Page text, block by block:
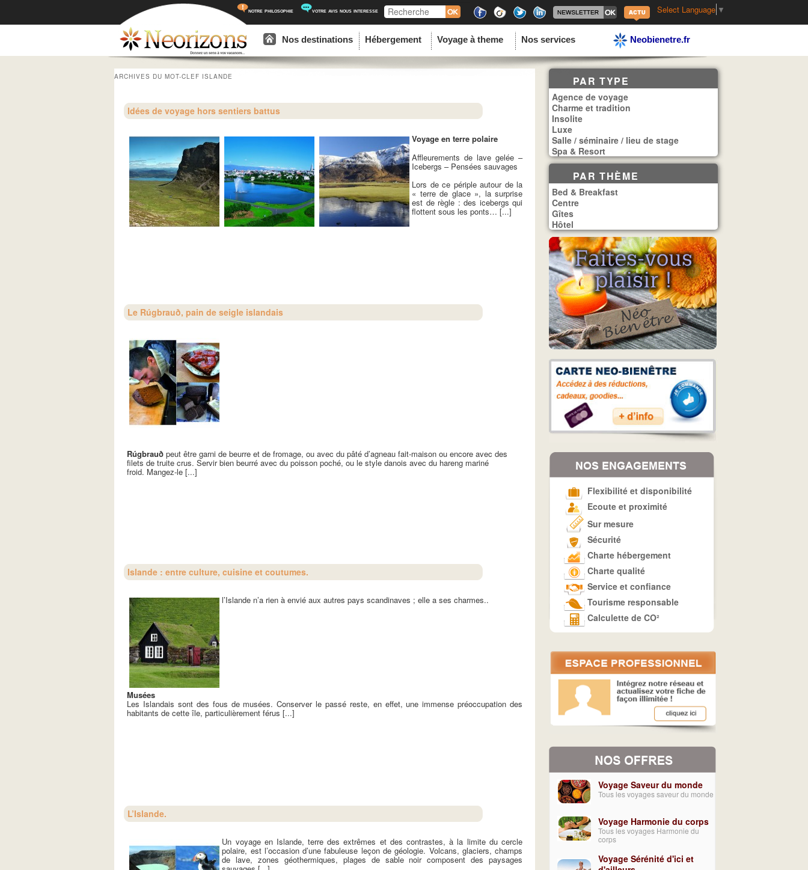
notre philosophie votre avis nous interesse Recherche Select Language ▼
Aller au contenu principal
Aller au contenu secondaire
Nos destinations Hébergement Voyage à theme Nos services Neobienetre.fr
ARCHIVES DU MOT-CLEF ISLANDE
Idées de voyage hors sentiers battus
Voyage en terre polaire
Affleurements de lave gelée –
Icebergs – Pensées sauvages
Lors de ce périple autour de la
« terre de glace », la surprise
est de règle : des icebergs qui
flottent sous les ponts… [...]
Le Rúgbrauð, pain de seigle islandais
Rúgbrauð peut être garni de beurre et de fromage, ou avec du pâté d’agneau fait-maison ou encore avec des
filets de truite crus. Servir bien beurré avec du poisson poché, ou le style danois avec du hareng mariné
froid. Mangez-le [...]
Islande : entre culture, cuisine et coutumes.
l’Islande n’a rien à envié aux autres pays scandinaves ; elle a ses charmes..
Musées
Les Islandais sont des fous de musées. Conserver le passé reste, en effet, une immense préoccupation des
habitants de cette île, particulièrement férus [...]
L’Islande.
Un voyage en Islande, terre des extrêmes et des contrastes, à la limite du cercle
polaire, est l’occasion d’une fabuleuse leçon de géologie. Volcans, glaciers, champs
de lave, zones géothermiques, plages de sable noir composent des paysages
PAR TYPE
Agence de voyage
Charme et tradition
Insolite
Luxe
Salle / séminaire / lieu de stage
Spa & Resort
PAR THÈME
Bed & Breakfast
Centre
Gîtes
Hôtel
Flexibilité et disponibilité
Ecoute et proximité
Sur mesure
Sécurité
Charte hébergement
Charte qualité
Service et confiance
Tourisme responsable
Calculette de CO²
Voyage Saveur du monde
Tous les voyages saveur du monde
Voyage Harmonie du corps
Tous les voyages Harmonie du
corps
Voyage Sérénité d'ici et